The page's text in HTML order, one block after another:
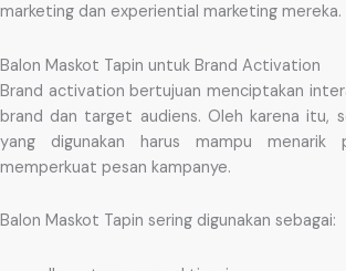
marketing dan experiential marketing mereka.
Balon Maskot Tapin untuk Brand Activation
Brand activation bertujuan menciptakan
brand dan target audiens. Oleh karena itu,
yang digunakan harus mampu menarik
memperkuat pesan kampanye.
Balon Maskot Tapin sering digunakan sebagai: